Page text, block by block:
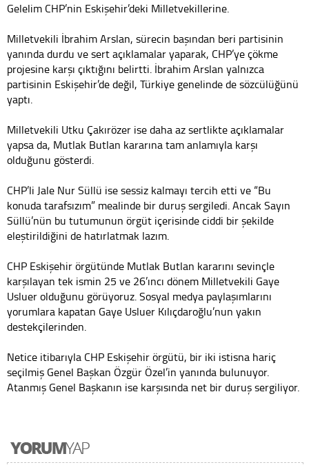
Gelelim CHP’nin Eskişehir’deki Milletvekillerine.
Milletvekili İbrahim Arslan, sürecin başından beri partisinin
yanında durdu ve sert açıklamalar yaparak, CHP’ye çökme
projesine karşı çıktığını belirtti. İbrahim Arslan yalnızca
partisinin Eskişehir’de değil, Türkiye genelinde de sözcülüğünü
yaptı.
Milletvekili Utku Çakırözer ise daha az sertlikte açıklamalar
yapsa da, Mutlak Butlan kararına tam anlamıyla karşı
olduğunu gösterdi.
CHP’li Jale Nur Süllü ise sessiz kalmayı tercih etti ve “Bu
konuda tarafsızım” mealinde bir duruş sergiledi. Ancak Sayın
Süllü’nün bu tutumunun örgüt içerisinde ciddi bir şekilde
eleştirildiğini de hatırlatmak lazım.
CHP Eskişehir örgütünde Mutlak Butlan kararını sevinçle
karşılayan tek ismin 25 ve 26’ıncı dönem Milletvekili Gaye
Usluer olduğunu görüyoruz. Sosyal medya paylaşımlarını
yorumlara kapatan Gaye Usluer Kılıçdaroğlu’nun yakın
destekçilerinden.
Netice itibarıyla CHP Eskişehir örgütü, bir iki istisna hariç
seçilmiş Genel Başkan Özgür Özel’in yanında bulunuyor.
Atanmış Genel Başkanın ise karşısında net bir duruş sergiliyor.